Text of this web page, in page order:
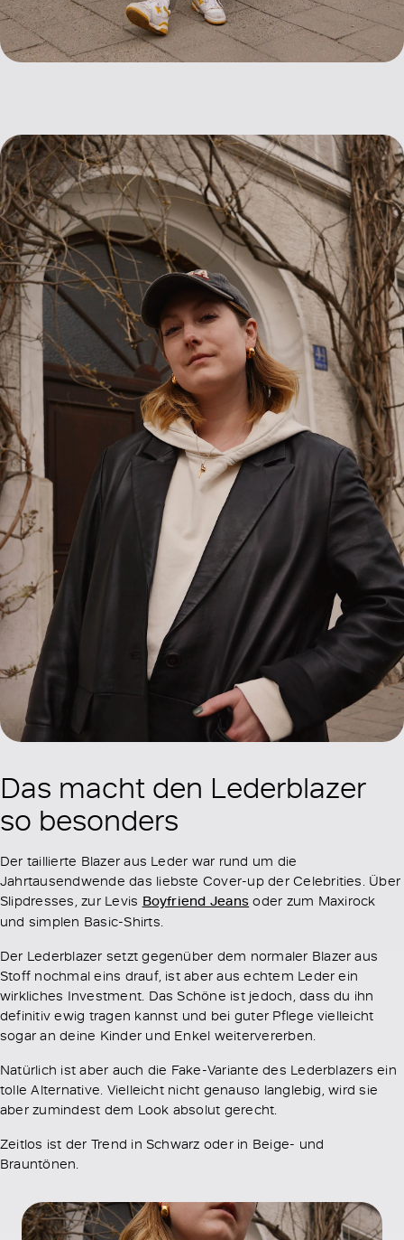
Das macht den Lederblazer
so besonders
Der taillierte Blazer aus Leder war rund um die
Jahrtausendwende das liebste Cover-up der Celebrities. Über
Slipdresses, zur Levis Boyfriend Jeans oder zum Maxirock
und simplen Basic-Shirts.
Der Lederblazer setzt gegenüber dem normaler Blazer aus
Stoff nochmal eins drauf, ist aber aus echtem Leder ein
wirkliches Investment. Das Schöne ist jedoch, dass du ihn
definitiv ewig tragen kannst und bei guter Pflege vielleicht
sogar an deine Kinder und Enkel weitervererben.
Natürlich ist aber auch die Fake-Variante des Lederblazers ein
tolle Alternative. Vielleicht nicht genauso langlebig, wird sie
aber zumindest dem Look absolut gerecht.
Zeitlos ist der Trend in Schwarz oder in Beige- und
Brauntönen.